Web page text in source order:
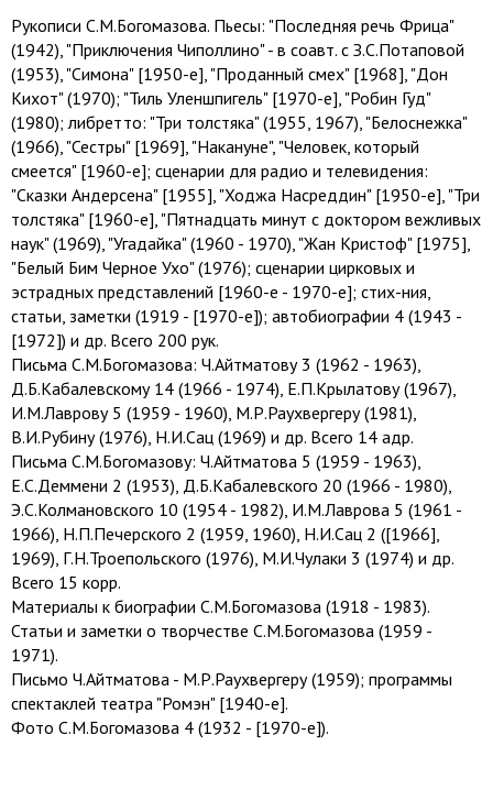
Рукописи С.М.Богомазова. Пьесы: "Последняя речь Фрица"
(1942), "Приключения Чиполлино" - в соавт. с З.С.Потаповой
(1953), "Симона" [1950-е], "Проданный смех" [1968], "Дон
Кихот" (1970); "Тиль Уленшпигель" [1970-е], "Робин Гуд"
(1980); либретто: "Три толстяка" (1955, 1967), "Белоснежка"
(1966), "Сестры" [1969], "Накануне", "Человек, который
смеется" [1960-е]; сценарии для радио и телевидения:
"Сказки Андерсена" [1955], "Ходжа Насреддин" [1950-е], "Три
толстяка" [1960-е], "Пятнадцать минут с доктором вежливых
наук" (1969), "Угадайка" (1960 - 1970), "Жан Кристоф" [1975],
"Белый Бим Черное Ухо" (1976); сценарии цирковых и
эстрадных представлений [1960-е - 1970-е]; стих-ния,
статьи, заметки (1919 - [1970-е]); автобиографии 4 (1943 -
[1972]) и др. Всего 200 рук.
Письма С.М.Богомазова: Ч.Айтматову 3 (1962 - 1963),
Д.Б.Кабалевскому 14 (1966 - 1974), Е.П.Крылатову (1967),
И.М.Лаврову 5 (1959 - 1960), М.Р.Раухвергеру (1981),
В.И.Рубину (1976), Н.И.Сац (1969) и др. Всего 14 адр.
Письма С.М.Богомазову: Ч.Айтматова 5 (1959 - 1963),
Е.С.Деммени 2 (1953), Д.Б.Кабалевского 20 (1966 - 1980),
Э.С.Колмановского 10 (1954 - 1982), И.М.Лаврова 5 (1961 -
1966), Н.П.Печерского 2 (1959, 1960), Н.И.Сац 2 ([1966],
1969), Г.Н.Троепольского (1976), М.И.Чулаки 3 (1974) и др.
Всего 15 корр.
Материалы к биографии С.М.Богомазова (1918 - 1983).
Статьи и заметки о творчестве С.М.Богомазова (1959 -
1971).
Письмо Ч.Айтматова - М.Р.Раухвергеру (1959); программы
спектаклей театра "Ромэн" [1940-е].
Фото С.М.Богомазова 4 (1932 - [1970-е]).